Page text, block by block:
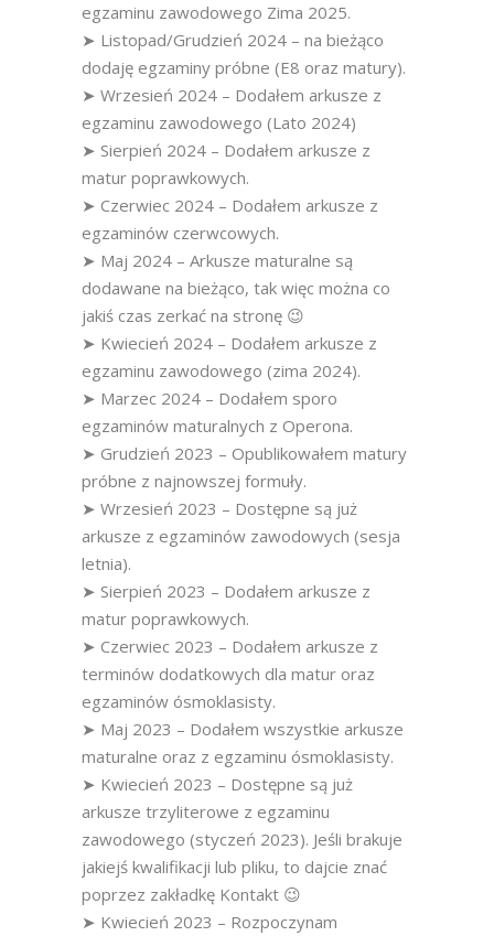
egzaminu zawodowego Zima 2025.
➤ Listopad/Grudzień 2024 – na bieżąco
dodaję egzaminy próbne (E8 oraz matury).
➤ Wrzesień 2024 – Dodałem arkusze z
egzaminu zawodowego (Lato 2024)
➤ Sierpień 2024 – Dodałem arkusze z
matur poprawkowych.
➤ Czerwiec 2024 – Dodałem arkusze z
egzaminów czerwcowych.
➤ Maj 2024 – Arkusze maturalne są
dodawane na bieżąco, tak więc można co
jakiś czas zerkać na stronę 😉
➤ Kwiecień 2024 – Dodałem arkusze z
egzaminu zawodowego (zima 2024).
➤ Marzec 2024 – Dodałem sporo
egzaminów maturalnych z Operona.
➤ Grudzień 2023 – Opublikowałem matury
próbne z najnowszej formuły.
➤ Wrzesień 2023 – Dostępne są już
arkusze z egzaminów zawodowych (sesja
letnia).
➤ Sierpień 2023 – Dodałem arkusze z
matur poprawkowych.
➤ Czerwiec 2023 – Dodałem arkusze z
terminów dodatkowych dla matur oraz
egzaminów ósmoklasisty.
➤ Maj 2023 – Dodałem wszystkie arkusze
maturalne oraz z egzaminu ósmoklasisty.
➤ Kwiecień 2023 – Dostępne są już
arkusze trzyliterowe z egzaminu
zawodowego (styczeń 2023). Jeśli brakuje
jakiejś kwalifikacji lub pliku, to dajcie znać
poprzez zakładkę Kontakt 😉
➤ Kwiecień 2023 – Rozpoczynam